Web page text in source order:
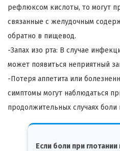
рефлюксом кислоты, то могут
связанные с желудочным
обратно в пищевод.
-Запах изо рта: В случае
может появиться неприятный
-Потеря аппетита или
симптомы могут наблюдаться
продолжительных случаях боли
Если боли при